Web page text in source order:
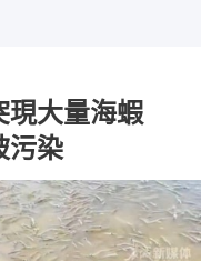
現大量海蝦
污染